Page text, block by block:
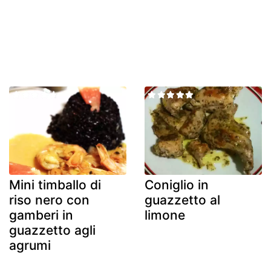
Mini timballo di
riso nero con
gamberi in
guazzetto agli
agrumi
Coniglio in
guazzetto al
limone